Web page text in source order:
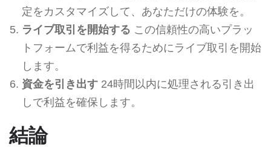
定をカスタマイズして、あなただけの体験を。
ライブ取引を開始する この信頼性の高いプラッ
トフォームで利益を得るためにライブ取引を開始
します。
資金を引き出す24時間以内に処理される引き出
しで利益を確保します。
結論